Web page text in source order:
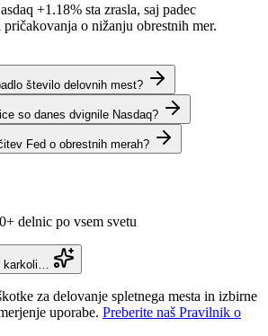
+1.18% sta zrasla, saj padec
o nižanju obrestnih mer.
število delovnih mest?
so danes dvignile Nasdaq?
Fed o obrestnih merah?
delnic po vsem svetu
za delovanje spletnega mesta in izbirne
uporabe. Preberite naš Pravilnik o